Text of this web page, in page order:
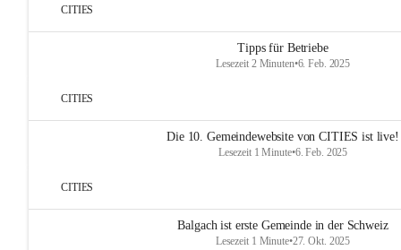
CITIES
Tipps für Betriebe
Lesezeit 2 Minuten•6. Feb. 2025
CITIES
Die 10. Gemeindewebsite von CITIES ist live!
Lesezeit 1 Minute•6. Feb. 2025
CITIES
Balgach ist erste Gemeinde in der Schweiz
Lesezeit 1 Minute•27. Okt. 2025